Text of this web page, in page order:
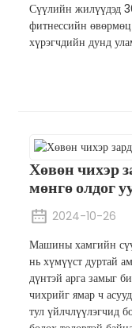
Сүүлийн жилүүдэд
фитнессийн
хүрэгчдийн дунд
Хөвөн чихэр
мөнгө олдог
2024-10-26
Машины хамгийн
нь хүмүүст дуртай
дүнтэй арга замыг
чихрийг ямар ч
тул үйлчлүүлэгчид